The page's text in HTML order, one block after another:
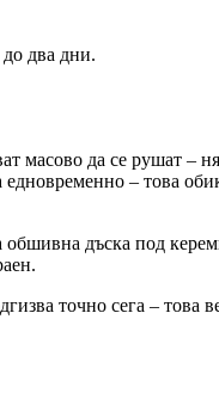
два дни.
масово да се рушат –
– това
дъска под
точно сега – това